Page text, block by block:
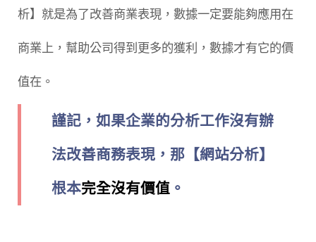
析】就是為了改善商業表現，數據一定要能夠應用在
商業上，幫助公司得到更多的獲利，數據才有它的價
值在。
謹記，如果企業的分析工作沒有辦
法改善商務表現，那【網站分析】
根本完全沒有價值 。